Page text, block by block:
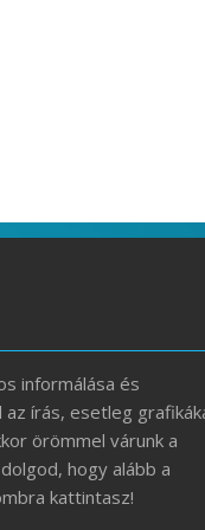
informálása és
írás, esetleg
örömmel várunk a
hogy alább a
kattintasz!